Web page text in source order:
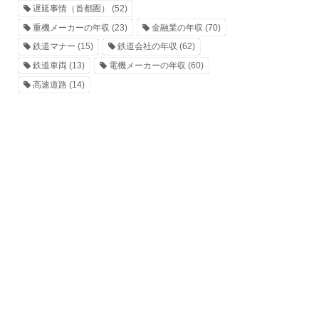
遅延事情（首都圏）
(52)
重機メーカーの年収 (23) 金融業の年収 (70)
鉄道マナー (15) 鉄道会社の年収 (62)
鉄道車両 (13) 電機メーカーの年収 (60)
高速道路 (14)